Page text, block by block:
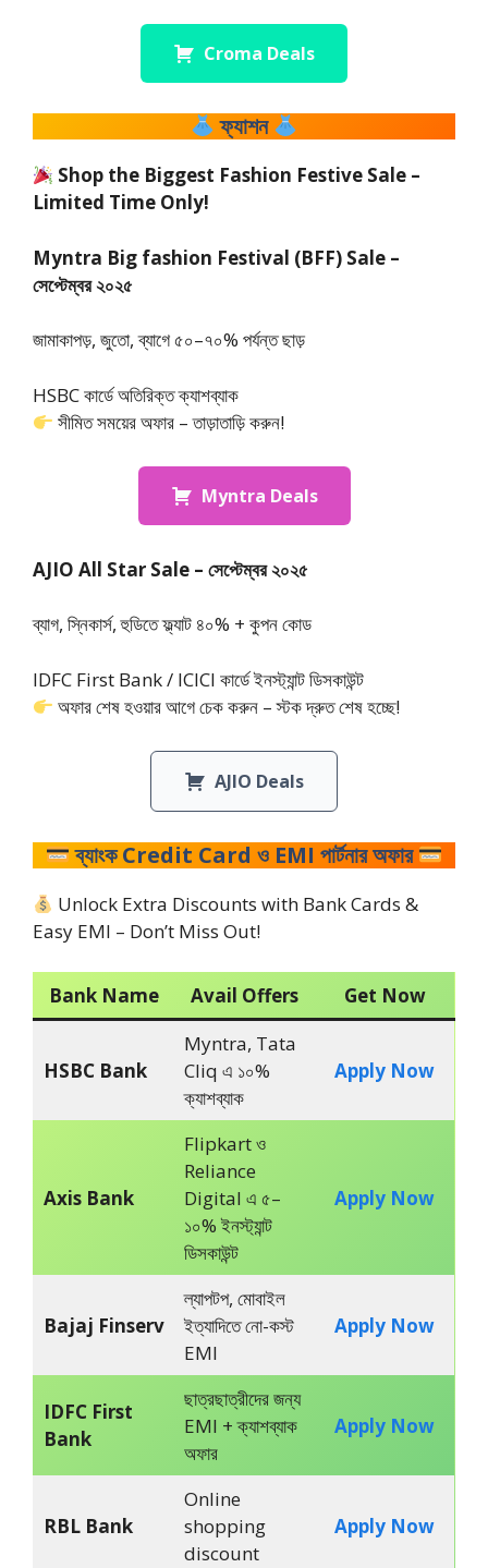
Croma Deals
ফ্যাশন
Shop the Biggest Fashion Festive Sale –
Limited Time Only!
Myntra Big fashion Festival (BFF) Sale –
সেপ্টেম্বর ২০২৫
জামাকাপড়, জুতো, ব্যাগে ৫০–৭০% পর্যন্ত ছাড়
HSBC কার্ডে অতিরিক্ত ক্যাশব্যাক
সীমিত সময়ের অফার – তাড়াতাড়ি করুন!
Myntra Deals
AJIO All Star Sale – সেপ্টেম্বর ২০২৫
ব্যাগ, স্নিকার্স, হুডিতে ফ্ল্যাট ৪০% + কুপন কোড
IDFC First Bank / ICICI কার্ডে ইনস্ট্যান্ট ডিসকাউন্ট
অফার শেষ হওয়ার আগে চেক করুন – স্টক দ্রুত শেষ হচ্ছে!
AJIO Deals
ব্যাংক Credit Card ও EMI পার্টনার অফার
Unlock Extra Discounts with Bank Cards &
Easy EMI – Don’t Miss Out!
Bank Name Avail Offers Get Now
HSBC Bank
Myntra, Tata
Cliq এ ১০%
ক্যাশব্যাক
Apply Now
Axis Bank
Flipkart ও
Reliance
Digital এ ৫–
১০% ইনস্ট্যান্ট
ডিসকাউন্ট
Apply Now
Bajaj Finserv
ল্যাপটপ, মোবাইল
ইত্যাদিতে নো-কস্ট
EMI
Apply Now
IDFC First
Bank
ছাত্রছাত্রীদের জন্য
EMI + ক্যাশব্যাক
অফার
Apply Now
RBL Bank
Online
shopping
discount
Apply Now